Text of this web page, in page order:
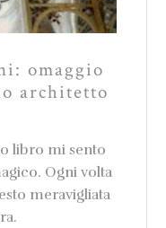
omaggio
architetto
libro mi sento
Ogni volta
meravigliata